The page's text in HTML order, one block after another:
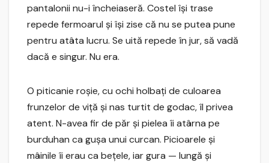
pantalonii nu-i încheiaseră. Costel îşi trase
repede fermoarul şi îşi zise că nu se putea pune
pentru atâta lucru. Se uită repede în jur, să vadă
dacă e singur. Nu era.
O piticanie roşie, cu ochi holbaţi de culoarea
frunzelor de viţă şi nas turtit de godac, îl privea
atent. N-avea fir de păr şi pielea îi atârna pe
burduhan ca guşa unui curcan. Picioarele şi
mâinile îi erau ca beţele, iar gura — lungă şi